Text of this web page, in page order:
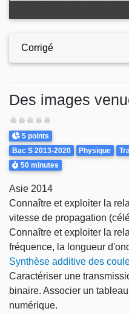
Corrigé
Des images
Difficulté
Points
5 points
Theme
Bac S 2013-2020 Physique
Durée
50 minutes
Asie 2014
Connaître et exploiter la
vitesse de propagation
Connaître et exploiter la
fréquence, la longueur
Synthèse additive des
Caractériser une
binaire. Associer un
numérique.